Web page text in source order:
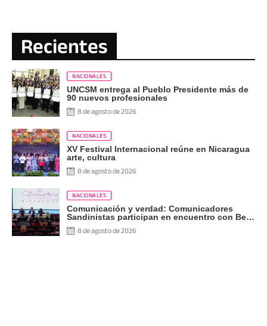
Recientes
NACIONALES
UNCSM entrega al Pueblo Presidente más de
90 nuevos profesionales
8 de agosto de 2026
NACIONALES
XV Festival Internacional reúne en Nicaragua
arte, cultura
8 de agosto de 2026
NACIONALES
Comunicación y verdad: Comunicadores
Sandinistas participan en encuentro con Ben
Norton8 de agosto de 2026